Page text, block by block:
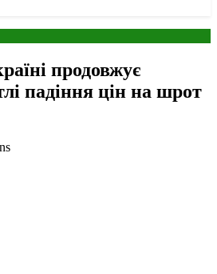
продовжує
падіння цін на шрот